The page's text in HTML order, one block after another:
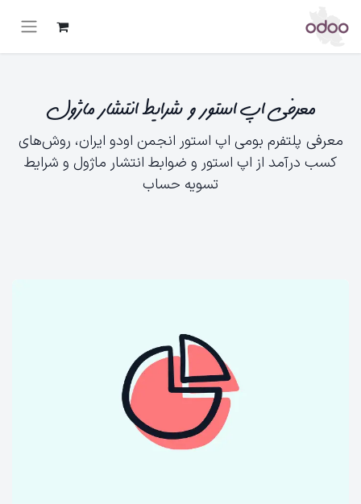
معرفی اپ استور و شرایط انتشار ماژول
معرفی پلتفرم بومی اپ استور انجمن اودو ایران، روش‌های
کسب درآمد از اپ استور و ضوابط انتشار ماژول و شرایط
تسویه حساب